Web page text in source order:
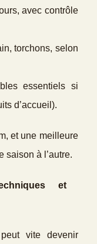
avec contrôle
torchons, selon
essentiels si
d’accueil).
et une meilleure
saison à l’autre.
et
vite devenir